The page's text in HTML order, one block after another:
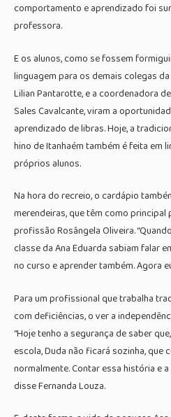
comportamento e aprendizado foi
professora.
E os alunos, como se fossem
linguagem para os demais colegas
Lilian Pantarotte, e a coordenadora
Sales Cavalcante, viram a
aprendizado de libras. Hoje, a
hino de Itanhaém também é feita em
próprios alunos.
Na hora do recreio, o cardápio
merendeiras, que têm como
profissão Rosângela Oliveira.
classe da Ana Eduarda sabiam falar
no curso e aprender também. Agora
Para um profissional que trabalha
com deficiências, o ver a
“Hoje tenho a segurança de saber
escola, Duda não ficará sozinha, que
normalmente. Contar essa história e
disse Fernanda Louza.